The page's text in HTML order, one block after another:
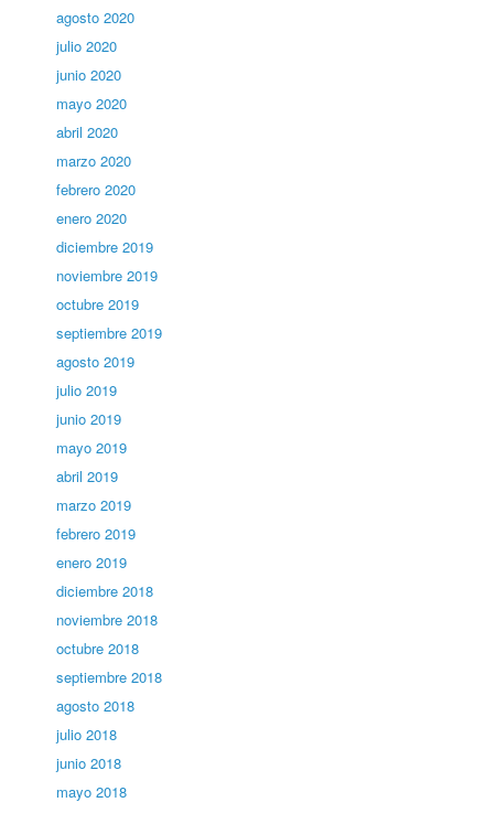
agosto 2020
julio 2020
junio 2020
mayo 2020
abril 2020
marzo 2020
febrero 2020
enero 2020
diciembre 2019
noviembre 2019
octubre 2019
septiembre 2019
agosto 2019
julio 2019
junio 2019
mayo 2019
abril 2019
marzo 2019
febrero 2019
enero 2019
diciembre 2018
noviembre 2018
octubre 2018
septiembre 2018
agosto 2018
julio 2018
junio 2018
mayo 2018